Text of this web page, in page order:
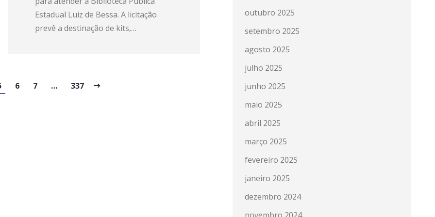
Estadual Luiz de Bessa. A licitação
prevê a destinação de kits,…
6 7 … 337
outubro 2025
setembro 2025
agosto 2025
julho 2025
junho 2025
maio 2025
abril 2025
março 2025
fevereiro 2025
janeiro 2025
dezembro 2024